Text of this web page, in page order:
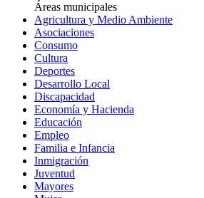
Áreas municipales
Agricultura y Medio Ambiente
Asociaciones
Consumo
Cultura
Deportes
Desarrollo Local
Discapacidad
Economía y Hacienda
Educación
Empleo
Familia e Infancia
Inmigración
Juventud
Mayores